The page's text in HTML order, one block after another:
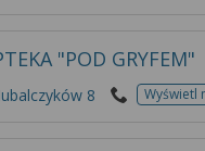
"POD GRYFEM"
8 Wyświetl